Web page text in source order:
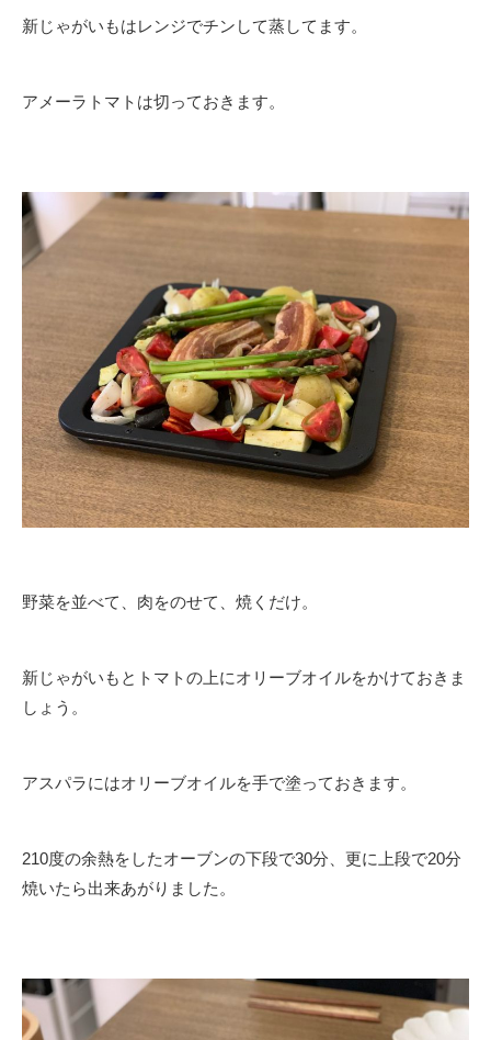
新じゃがいもはレンジでチンして蒸してます。
アメーラトマトは切っておきます。
野菜を並べて、肉をのせて、焼くだけ。
新じゃがいもとトマトの上にオリーブオイルをかけておきま
しょう。
アスパラにはオリーブオイルを手で塗っておきます。
210度の余熱をしたオーブンの下段で30分、更に上段で20分
焼いたら出来あがりました。